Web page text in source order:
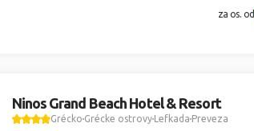
za os. od
Ninos Grand Beach Hotel & Resort
GréckoGrécke ostrovyLefkadaPreveza